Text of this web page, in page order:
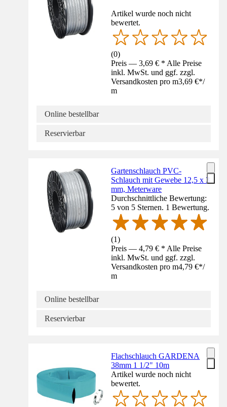
Artikel wurde noch nicht
bewertet.
(0)
Preis — 3,69 € * Alle Preise
inkl. MwSt. und ggf. zzgl.
Versandkosten pro m3,69 €*/
m
Online bestellbar
Reservierbar
Gartenschlauch PVC-
Schlauch mit Gewebe 12,5 x 3
mm, Meterware
Durchschnittliche Bewertung:
5 von 5 Sternen. 1 Bewertung.
(1)
Preis — 4,79 € * Alle Preise
inkl. MwSt. und ggf. zzgl.
Versandkosten pro m4,79 €*/
m
Online bestellbar
Reservierbar
Flachschlauch GARDENA
38mm 1 1/2" 10m
Artikel wurde noch nicht
bewertet.